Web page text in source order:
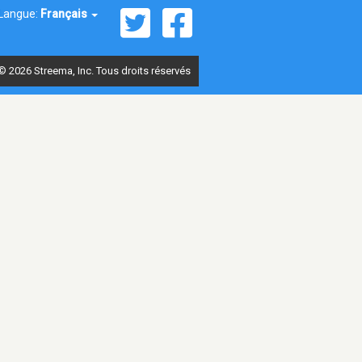
Langue: Français
2026 Streema, Inc. Tous droits réservés